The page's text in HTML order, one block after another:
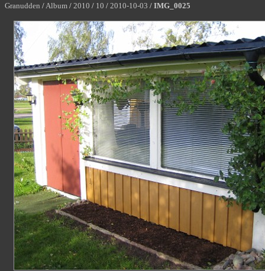
Granudden /Album / 2010 / 10 / 2010-10-03 / IMG_0025